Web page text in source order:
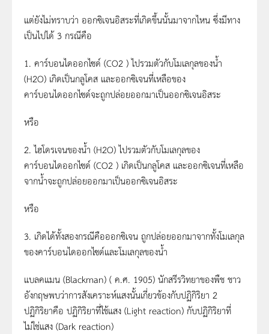
แต่ยังไม่ทราบว่า ออกซิเจนอิสระที่เกิดขึ้นนั้นมาจากไหน ซึ่งมีทาง
เป็นไปได้ 3 กรณีคือ
1. คาร์บอนไดออกไซด์ (CO2 ) ไปรวมตัวกับโมเลกุลของน้ำ
(H2O) เกิดเป็นกลูโคส และออกซิเจนที่เหลือของ
คาร์บอนไดออกไซด์จะถูกปล่อยออกมาเป็นออกซิเจนอิสระ
หรือ
2. ไฮโดรเจนของน้ำ (H2O) ไปรวมตัวกับโมเลกุลของ
คาร์บอนไดออกไซด์ (CO2 ) เกิดเป็นกลูโคส และออกซิเจนที่เหลือ
จากน้ำจะถูกปล่อยออกมาเป็นออกซิเจนอิสระ
หรือ
3. เกิดได้ทั้งสองกรณีคือออกซิเจน ถูกปล่อยออกมาจากทั้งโมเลกุล
ของคาร์บอนไดออกไซด์และโมเลกุลของน้ำ
แบลคแมน (Blackman) ( ค.ศ. 1905) นักสรีรวิทยาของพืช ชาว
อังกฤษพบว่าการสังเคราะห์แสงนั้นเกี่ยวข้องกับปฏิกิริยา 2
ปฏิกิริยาคือ ปฏิกิริยาที่ใช้แสง (Light reaction) กับปฏิกิริยาที่
ไม่ใช่แสง (Dark reaction)